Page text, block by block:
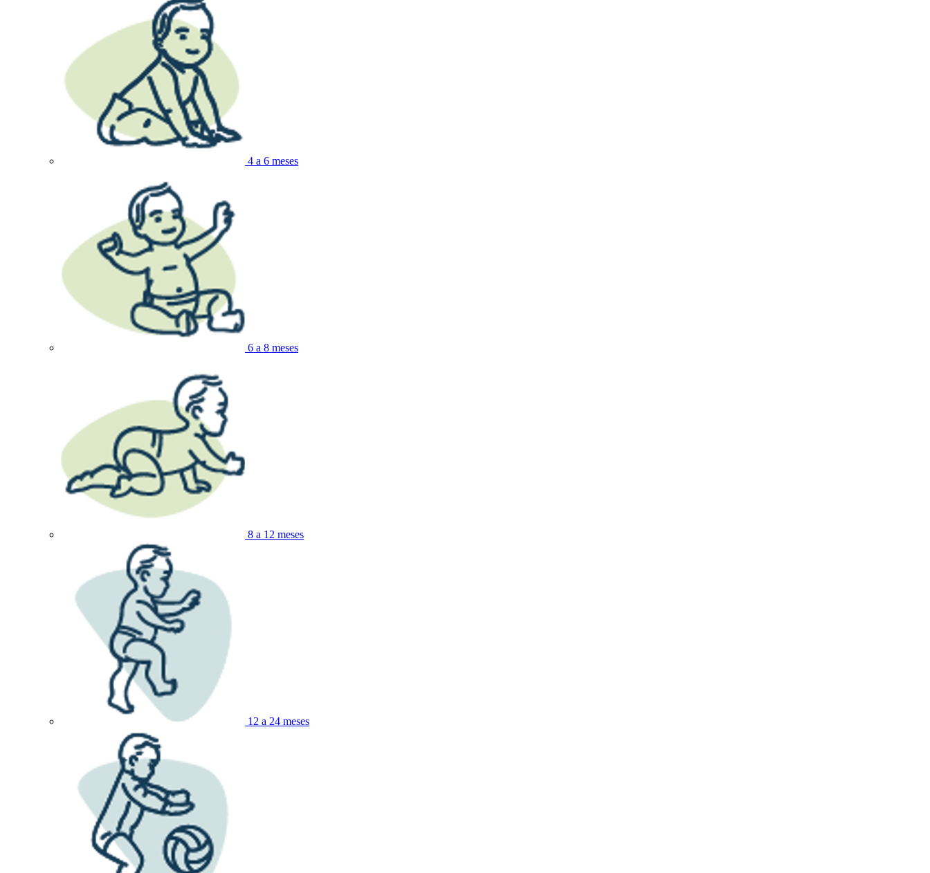
4 a 6 meses
6 a 8 meses
8 a 12 meses
12 a 24 meses